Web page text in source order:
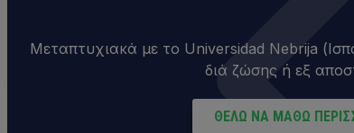
Μεταπτυχιακά με το Universidad Nebrija
διά ζώσης ή εξ
ΘΕΛΩ ΝΑ ΜΑΘΩ